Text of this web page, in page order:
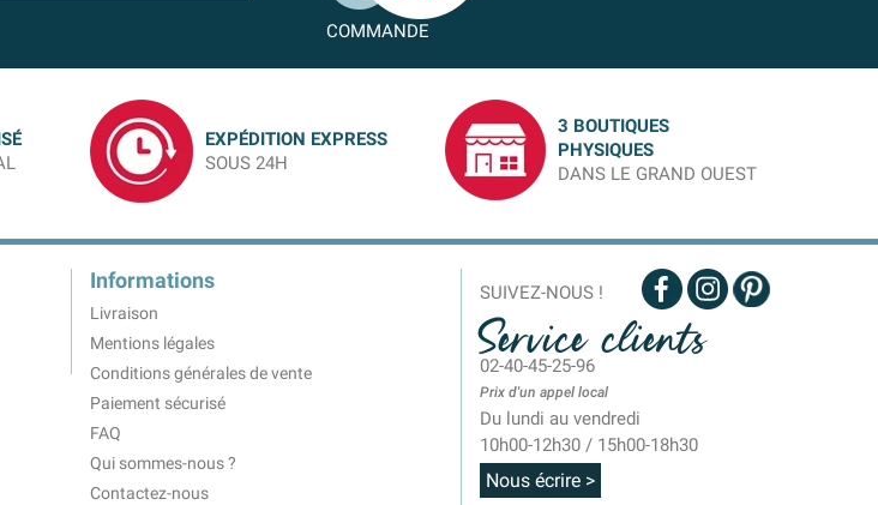
COMMANDE
EXPÉDITION EXPRESS
SOUS 24H
3 BOUTIQUES
PHYSIQUES
DANS LE GRAND OUEST
Informations
Livraison
Mentions légales
Conditions générales de vente
Paiement sécurisé
FAQ
Qui sommes-nous ?
Contactez-nous
SUIVEZ-NOUS !
Service clients
02-40-45-25-96
Prix d'un appel local
Du lundi au vendredi
10h00-12h30 / 15h00-18h30
Nous écrire >